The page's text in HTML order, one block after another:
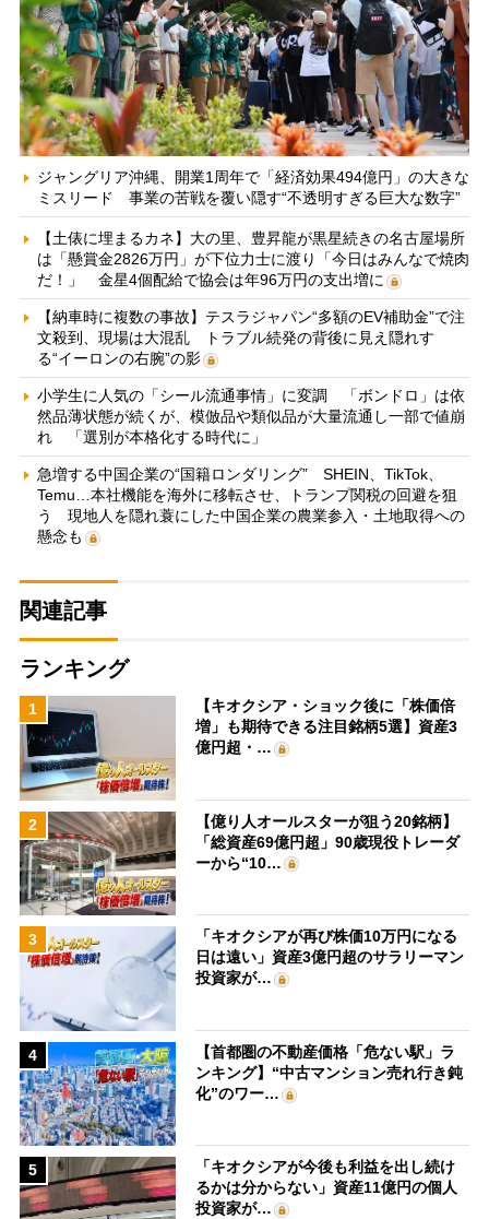
ジャングリア沖縄、開業1周年で「経済効果494億円」の大きな
ミスリード 事業の苦戦を覆い隠す“不透明すぎる巨大な数字”
【土俵に埋まるカネ】大の里、豊昇龍が黒星続きの名古屋場所
は「懸賞金2826万円」が下位力士に渡り「今日はみんなで焼肉
だ！」 金星4個配給で協会は年96万円の支出増に
【納車時に複数の事故】テスラジャパン“多額のEV補助金”で注
文殺到、現場は大混乱 トラブル続発の背後に見え隠れす
る“イーロンの右腕”の影
小学生に人気の「シール流通事情」に変調 「ボンドロ」は依
然品薄状態が続くが、模倣品や類似品が大量流通し一部で値崩
れ 「選別が本格化する時代に」
急増する中国企業の“国籍ロンダリング” SHEIN、TikTok、
Temu…本社機能を海外に移転させ、トランプ関税の回避を狙
う 現地人を隠れ蓑にした中国企業の農業参入・土地取得への
懸念も
関連記事
ランキング
1
【キオクシア・ショック後に「株価倍
増」も期待できる注目銘柄5選】資産3
億円超・…
2
【億り人オールスターが狙う20銘柄】
「総資産69億円超」90歳現役トレーダ
ーから“10…
3
「キオクシアが再び株価10万円になる
日は遠い」資産3億円超のサラリーマン
投資家が…
4
【首都圏の不動産価格「危ない駅」ラ
ンキング】“中古マンション売れ行き鈍
化”のワー…
5
「キオクシアが今後も利益を出し続け
るかは分からない」資産11億円の個人
投資家が…